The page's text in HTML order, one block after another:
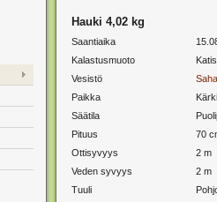
Hauki 4,02 kg
Saantiaika
Kalastusmuoto
Vesistö
Paikka
Kärki
Säätila
Pituus
70
Ottisyvyys
2 m
Veden syvyys
2 m
Tuuli